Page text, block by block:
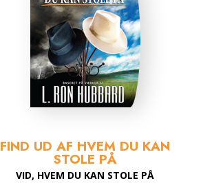
FIND UD AF HVEM DU KAN
STOLE PÅ
VID, HVEM DU KAN STOLE PÅ